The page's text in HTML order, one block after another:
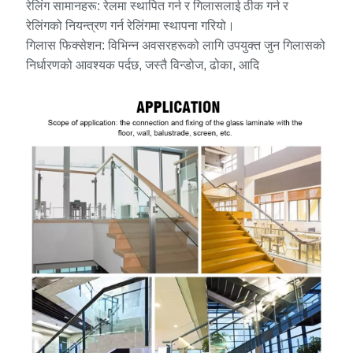
रेलिंग सामानहरू: रेलमा स्थापित गर्न र गिलासलाई ठीक गर्न र
रेलिंगको नियन्त्रण गर्न रेलिंगमा स्थापना गरियो।
गिलास फिक्सेशन: विभिन्न अवसरहरूको लागि उपयुक्त जुन गिलासको
निर्धारणको आवश्यक पर्दछ, जस्तै विन्डोज, ढोका, आदि